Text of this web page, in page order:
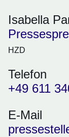
Isabella
HZD
Telefon
+49 611
E-Mail